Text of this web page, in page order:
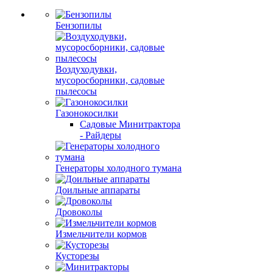
Бензопилы
Воздуходувки,
мусоросборники, cадовые
пылесосы
Газонокосилки
Садовые Минитрактора
- Райдеры
Генераторы холодного тумана
Доильные аппараты
Дровоколы
Измельчители кормов
Кусторезы